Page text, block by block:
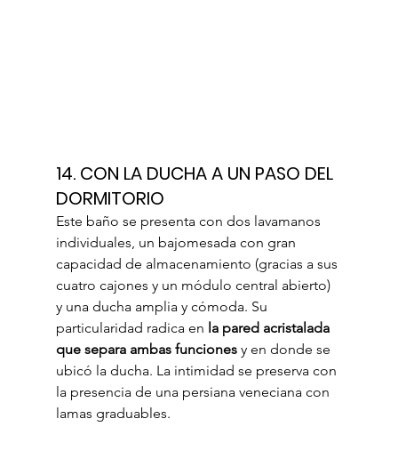
14. CON LA DUCHA A UN PASO DEL
DORMITORIO
Este baño se presenta con dos lavamanos
individuales, un bajomesada con gran
capacidad de almacenamiento (gracias a sus
cuatro cajones y un módulo central abierto)
y una ducha amplia y cómoda. Su
particularidad radica en la pared acristalada
que separa ambas funciones y en donde se
ubicó la ducha. La intimidad se preserva con
la presencia de una persiana veneciana con
lamas graduables.